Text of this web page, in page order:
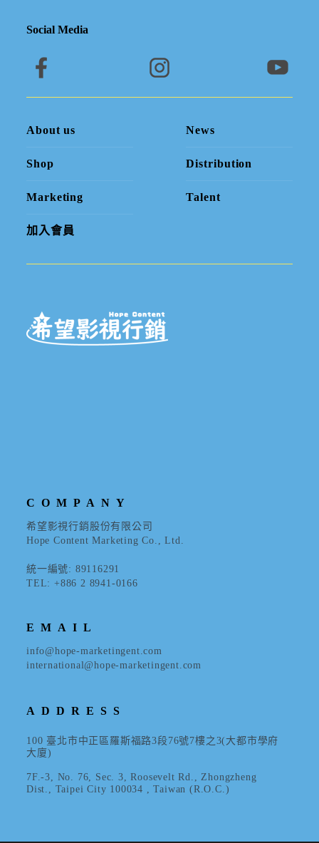
Social Media
About us News
Shop Distribution
Marketing Talent
加入會員
COMPANY
希望影視行銷股份有限公司
Hope Content Marketing Co., Ltd.
統一編號: 89116291
TEL: +886 2 8941-0166
EMAIL
info@hope-marketingent.com
international@hope-marketingent.com
ADDRESS
100 臺北市中正區羅斯福路3段76號7樓之3(大都市學府
大廈)
7F.-3, No. 76, Sec. 3, Roosevelt Rd., Zhongzheng
Dist., Taipei City 100034 , Taiwan (R.O.C.)